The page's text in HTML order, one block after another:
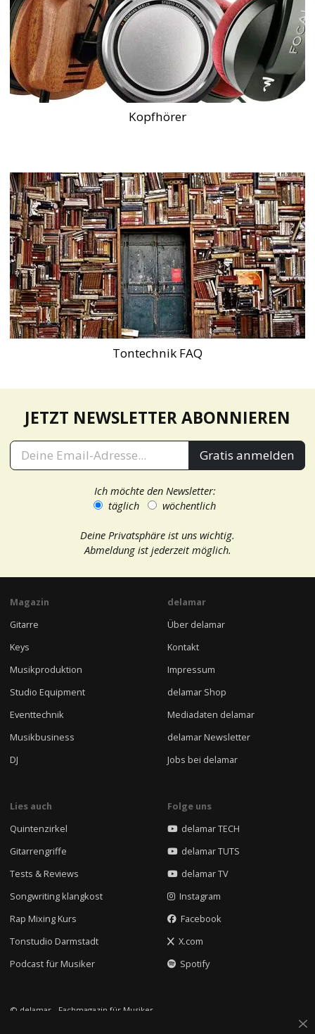
Kopfhörer
Tontechnik FAQ
JETZT NEWSLETTER ABONNIEREN
Gratis anmelden
Ich möchte den Newsletter:
täglich
wöchentlich
Deine Privatsphäre ist uns wichtig.
Abmeldung ist jederzeit möglich.
Magazin
Gitarre
Keys
Musikproduktion
Studio Equipment
Eventtechnik
Musikbusiness
DJ
delamar
Über delamar
Kontakt
Impressum
delamar Shop
Mediadaten delamar
delamar Newsletter
Jobs bei delamar
Lies auch
Quintenzirkel
Gitarrengriffe
Tests & Reviews
Songwriting klangkost
Rap Mixing Kurs
Tonstudio Darmstadt
Podcast für Musiker
Folge uns
delamar TECH
delamar TUTS
delamar TV
Instagram
Facebook
X.com
Spotify
© delamar - Fachmagazin für Musiker